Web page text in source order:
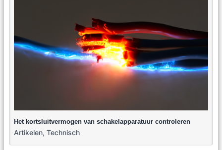
Het kortsluitvermogen van schakelapparatuur controleren
Artikelen, Technisch